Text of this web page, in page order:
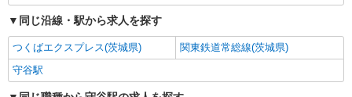
同じ沿線・駅から求人を探す
つくばエクスプレス(茨城県)
関東鉄道常総線(茨城県)
守谷駅